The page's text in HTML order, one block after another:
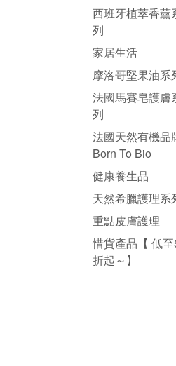
西班牙植萃香薰
列
家居生活
摩洛哥堅果油系
法國馬賽皂護膚
列
法國天然有機品
Born To Bio
健康養生品
天然希臘護理系
重點皮膚護理
惜貨產品【 低
折起～】